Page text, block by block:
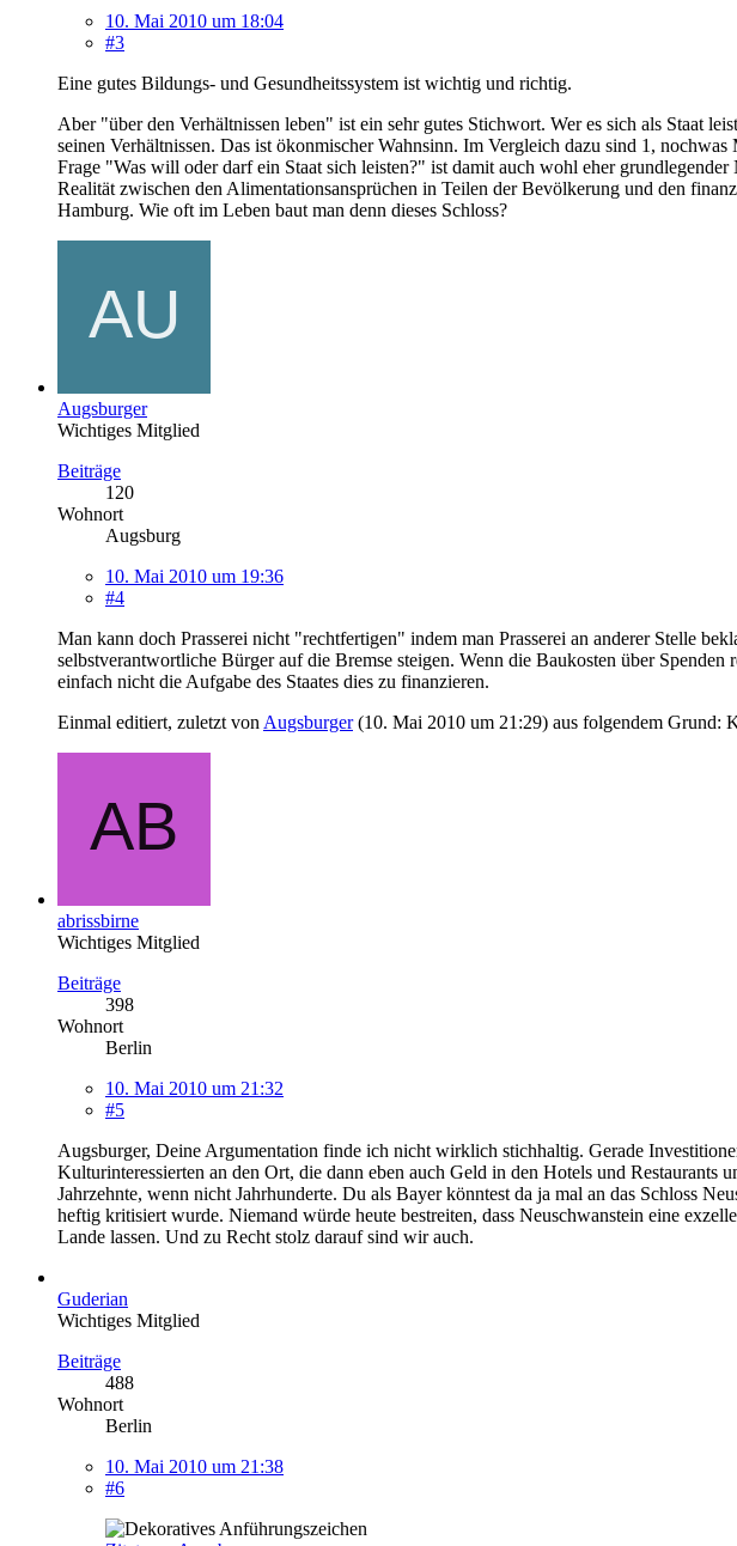
10. Mai 2010 um 18:04
#3
Eine gutes Bildungs- und Gesundheitssystem ist wichtig und richtig.
Aber "über den Verhältnissen leben" ist ein sehr gutes Stichwort. Wer es sich als Staat
seinen Verhältnissen. Das ist ökonmischer Wahnsinn. Im Vergleich dazu sind 1,
Frage "Was will oder darf ein Staat sich leisten?" ist damit auch wohl eher
Realität zwischen den Alimentationsansprüchen in Teilen der Bevölkerung und den
Hamburg. Wie oft im Leben baut man denn dieses Schloss?
Augsburger
Wichtiges Mitglied
Beiträge
120
Wohnort
Augsburg
10. Mai 2010 um 19:36
#4
Man kann doch Prasserei nicht "rechtfertigen" indem man Prasserei an anderer Stelle
selbstverantwortliche Bürger auf die Bremse steigen. Wenn die Baukosten über
einfach nicht die Aufgabe des Staates dies zu finanzieren.
Einmal editiert, zuletzt von Augsburger(10. Mai 2010 um 21:29) aus folgendem Grund:
abrissbirne
Wichtiges Mitglied
Beiträge
398
Wohnort
Berlin
10. Mai 2010 um 21:32
#5
Augsburger, Deine Argumentation finde ich nicht wirklich stichhaltig. Gerade
Kulturinteressierten an den Ort, die dann eben auch Geld in den Hotels und Restaurants
Jahrzehnte, wenn nicht Jahrhunderte. Du als Bayer könntest da ja mal an das Schloss
heftig kritisiert wurde. Niemand würde heute bestreiten, dass Neuschwanstein eine
Lande lassen. Und zu Recht stolz darauf sind wir auch.
Guderian
Wichtiges Mitglied
Beiträge
488
Wohnort
Berlin
10. Mai 2010 um 21:38
#6